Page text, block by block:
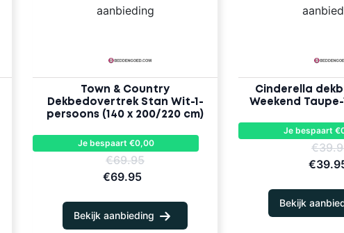
Town & Country
Dekbedovertrek Stan Wit-1-
persoons (140 x 200/220 cm)
Je bespaart €0,00
€69.95
€69.95
Bekijk aanbieding
Cinderella
Weekend
Je bespaart
Bekijk